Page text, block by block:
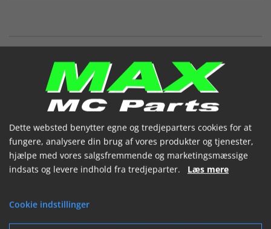
Kipphebel = YL6341
(12840C92800)


0,00 kr.
Dette websted benytter egne og tredjeparters cookies for at
fungere, analysere din brug af vores produkter og tjenester,
hjælpe med vores salgsfremmende og marketingsmæssige
indsats og levere indhold fra tredjeparter. Læs mere
Cookie indstillinger